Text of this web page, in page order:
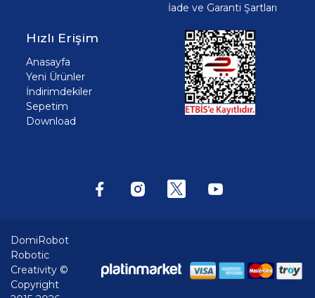
İade ve Garanti Şartları
Hızlı Erişim
Anasayfa
Yeni Ürünler
İndirimdekiler
Sepetim
Download
DomiRobot
Robotic
Creativity ©
Copyright